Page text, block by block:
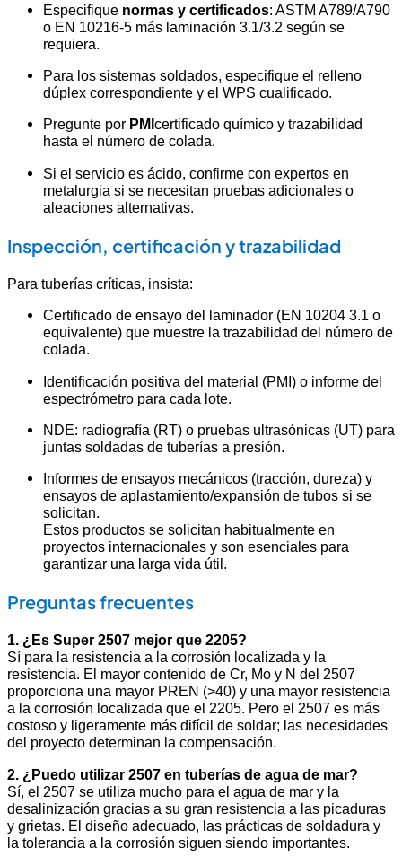
Especifique normas y certificados: ASTM A789/A790
o EN 10216-5 más laminación 3.1/3.2 según se
requiera.
Para los sistemas soldados, especifique el relleno
dúplex correspondiente y el WPS cualificado.
Pregunte por PMI certificado químico y trazabilidad
hasta el número de colada.
Si el servicio es ácido, confirme con expertos en
metalurgia si se necesitan pruebas adicionales o
aleaciones alternativas.
Inspección, certificación y trazabilidad
Para tuberías críticas, insista:
Certificado de ensayo del laminador (EN 10204 3.1 o
equivalente) que muestre la trazabilidad del número de
colada.
Identificación positiva del material (PMI) o informe del
espectrómetro para cada lote.
NDE: radiografía (RT) o pruebas ultrasónicas (UT) para
juntas soldadas de tuberías a presión.
Informes de ensayos mecánicos (tracción, dureza) y
ensayos de aplastamiento/expansión de tubos si se
solicitan.
Estos productos se solicitan habitualmente en
proyectos internacionales y son esenciales para
garantizar una larga vida útil.
Preguntas frecuentes
1. ¿Es Super 2507 mejor que 2205?
Sí para la resistencia a la corrosión localizada y la
resistencia. El mayor contenido de Cr, Mo y N del 2507
proporciona una mayor PREN (>40) y una mayor resistencia
a la corrosión localizada que el 2205. Pero el 2507 es más
costoso y ligeramente más difícil de soldar; las necesidades
del proyecto determinan la compensación.
2. ¿Puedo utilizar 2507 en tuberías de agua de mar?
Sí, el 2507 se utiliza mucho para el agua de mar y la
desalinización gracias a su gran resistencia a las picaduras
y grietas. El diseño adecuado, las prácticas de soldadura y
la tolerancia a la corrosión siguen siendo importantes.